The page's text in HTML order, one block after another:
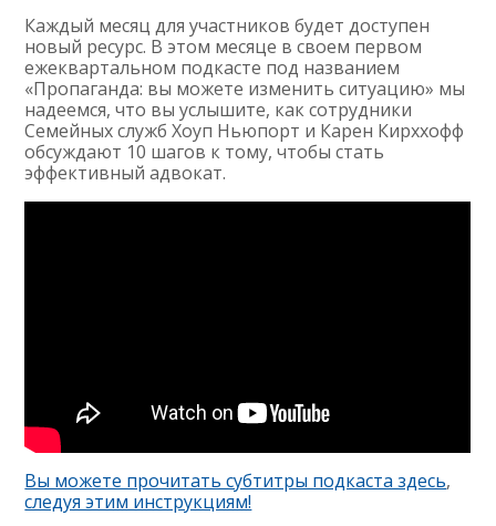
Каждый месяц для участников будет доступен
новый ресурс. В этом месяце в своем первом
ежеквартальном подкасте под названием
«Пропаганда: вы можете изменить ситуацию» мы
надеемся, что вы услышите, как сотрудники
Семейных служб Хоуп Ньюпорт и Карен Кирххофф
обсуждают 10 шагов к тому, чтобы стать
эффективный адвокат.
Вы можете прочитать субтитры подкаста здесь,
следуя этим инструкциям!